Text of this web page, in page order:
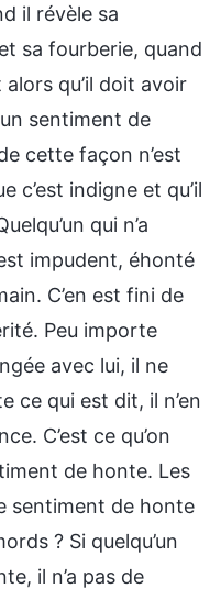
il révèle sa
sa fourberie, quand
alors qu’il doit avoir
sentiment de
cette façon n’est
c’est indigne et qu’il
qui n’a
impudent, éhonté
C’en est fini de
Peu importe
avec lui, il ne
ce qui est dit, il n’en
C’est ce qu’on
de honte. Les
sentiment de honte
? Si quelqu’un
il n’a pas de